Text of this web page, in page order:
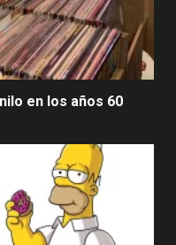
en los años 60